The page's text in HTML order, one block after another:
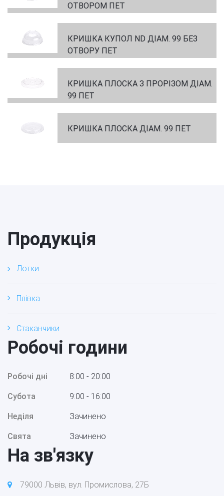
ОТВОРОМ ПЕТ
КРИШКА КУПОЛ ND ДІАМ. 99 БЕЗ
ОТВОРУ ПЕТ
КРИШКА ПЛОСКА З ПРОРІЗОМ ДІАМ.
99 ПЕТ
КРИШКА ПЛОСКА ДІАМ. 99 ПЕТ
Продукція
Лотки
Плівка
Стаканчики
Робочі години
Робочі дні 8:00 - 20:00
Субота 9:00 - 16:00
Неділя Зачинено
Свята Зачинено
На зв'язку
79000 Львів, вул. Промислова, 27Б